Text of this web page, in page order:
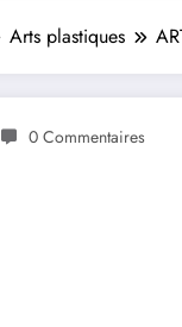
Arts plastiques
0 Commentaires